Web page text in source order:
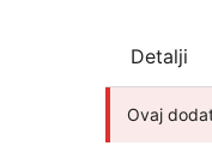
Detalji
Ovaj